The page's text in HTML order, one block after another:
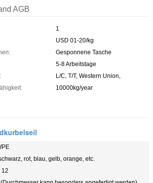
AGB
1
USD 01-20/kg
Gesponnene Tasche
5-8 Arbeitstage
L/C, T/T, Western Union,
10000kg/year
rot, blau, gelb, orange, etc.
12